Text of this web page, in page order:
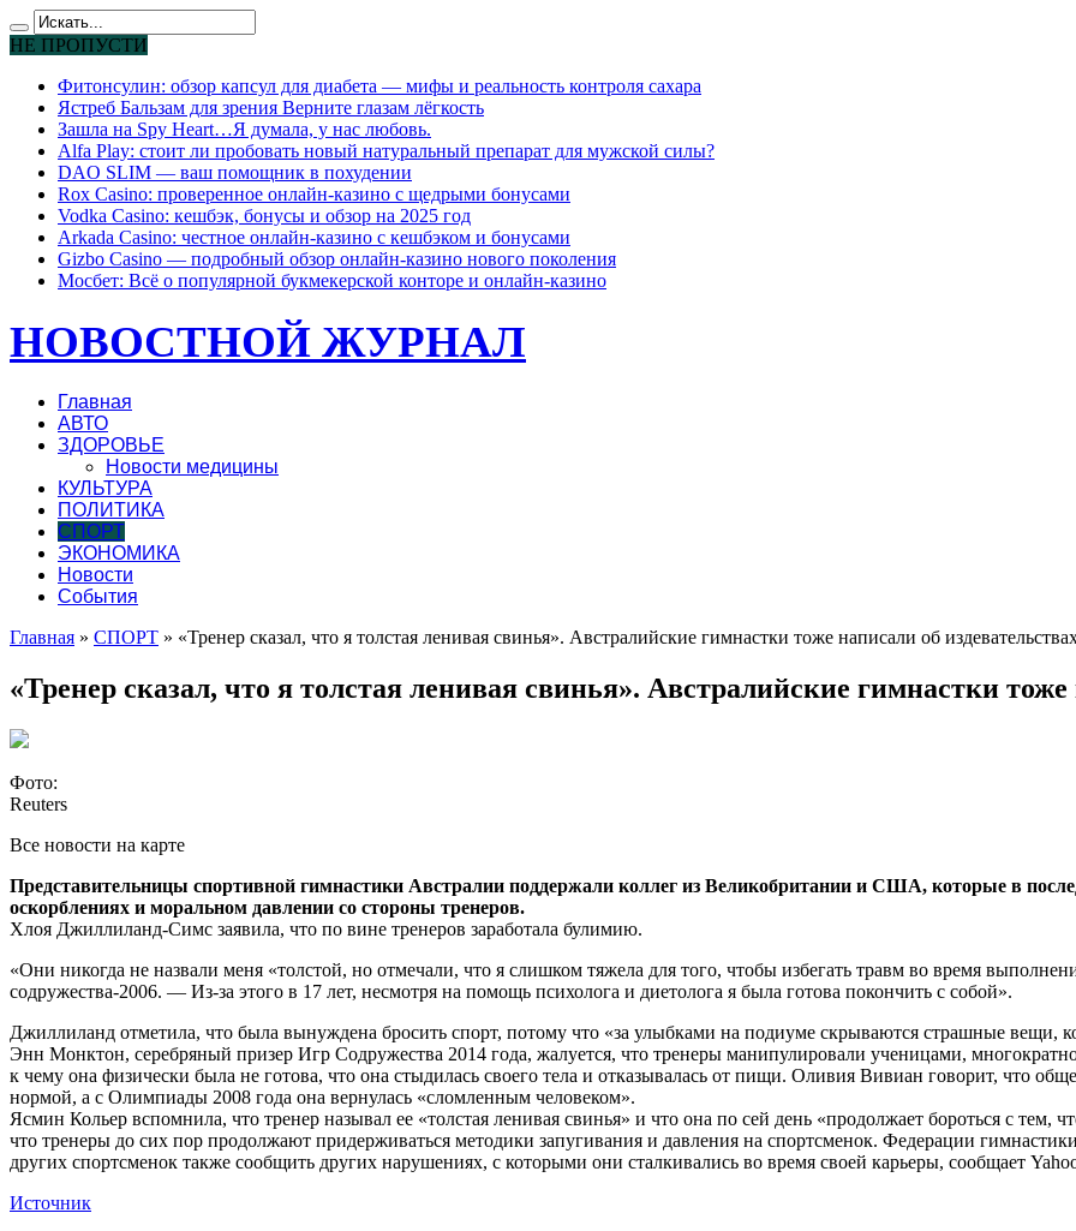
НЕ ПРОПУСТИ
Фитонсулин: обзор капсул для диабета — мифы и реальность контроля сахара
Ястреб Бальзам для зрения Верните глазам лёгкость
Зашла на Spy Heart…Я думала, у нас любовь.
Alfa Play: стоит ли пробовать новый натуральный препарат для мужской силы?
DAO SLIM — ваш помощник в похудении
Rox Casino: проверенное онлайн-казино с щедрыми бонусами
Vodka Casino: кешбэк, бонусы и обзор на 2025 год
Arkada Casino: честное онлайн-казино с кешбэком и бонусами
Gizbo Casino — подробный обзор онлайн-казино нового поколения
Мосбет: Всё о популярной букмекерской конторе и онлайн-казино
НОВОСТНОЙ ЖУРНАЛ
Главная
АВТО
ЗДОРОВЬЕ
Новости медицины
КУЛЬТУРА
ПОЛИТИКА
СПОРТ
ЭКОНОМИКА
Новости
События
Главная » СПОРТ » «Тренер сказал, что я толстая ленивая свинья». Австралийские гимнастки тоже написали об
«Тренер сказал, что я толстая ленивая свинья». Австралийские гимнастки тоже
Фото:
Reuters
Все новости на карте
Представительницы спортивной гимнастики Австралии поддержали коллег из Великобритании и США, которые в
оскорблениях и моральном давлении со стороны тренеров.
Хлоя Джиллиланд-Симс заявила, что по вине тренеров заработала булимию.
«Они никогда не назвали меня «толстой, но отмечали, что я слишком тяжела для того, чтобы избегать травм во время
содружества-2006. — Из-за этого в 17 лет, несмотря на помощь психолога и диетолога я была готова покончить с собой».
Джиллиланд отметила, что была вынуждена бросить спорт, потому что «за улыбками на подиуме скрываются страшные вещи,
Энн Монктон, серебряный призер Игр Содружества 2014 года, жалуется, что тренеры манипулировали ученицами, многократно
к чему она физически была не готова, что она стыдилась своего тела и отказывалась от пищи. Оливия Вивиан говорит, что
нормой, а с Олимпиады 2008 года она вернулась «сломленным человеком».
Ясмин Кольер вспомнила, что тренер называл ее «толстая ленивая свинья» и что она по сей день «продолжает бороться с
что тренеры до сих пор продолжают придерживаться методики запугивания и давления на спортсменок. Федерации
других спортсменок также сообщить других нарушениях, с которыми они сталкивались во время своей карьеры, сообщает
Источник